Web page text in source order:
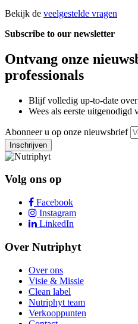
Bekijk de veelgestelde vragen
Subscribe to our newsletter
Ontvang onze
professionals
Blijf volledig up-to-date
Wees als eerste
Abonneer u op onze nieuwsbrief
Inschrijven
Volg ons op
Facebook
Instagram
LinkedIn
Over Nutriphyt
Over ons
Visie & Missie
Clean label
Nutriphyt team
Verkooppunten